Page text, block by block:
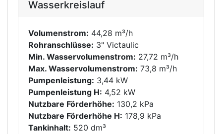
Wasserkreislauf
Volumenstrom: 44,28 m³/h
Rohranschlüsse: 3" Victaulic
Min. Wasservolumenstrom: 27,72 m³/h
Max. Wasservolumenstrom: 73,8 m³/h
Pumpenleistung: 3,44 kW
Pumpenleistung H: 4,52 kW
Nutzbare Förderhöhe: 130,2 kPa
Nutzbare Förderhöhe H: 178,9 kPa
Tankinhalt: 520 dm³